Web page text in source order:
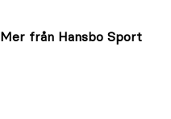
Mer från Hansbo Sport